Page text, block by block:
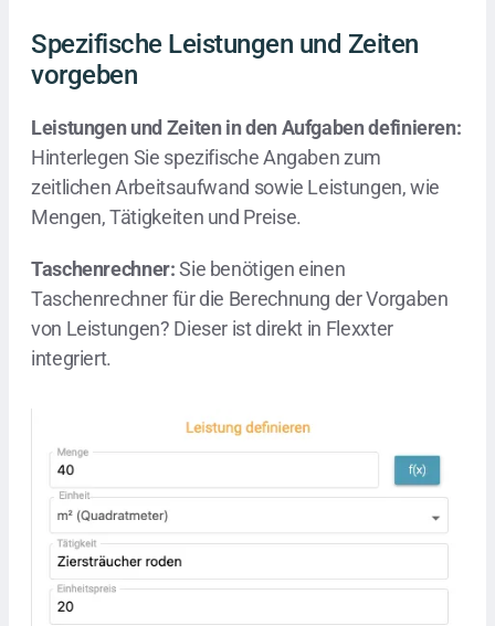
Spezifische Leistungen und Zeiten
vorgeben
Leistungen und Zeiten in den Aufgaben definieren:
Hinterlegen Sie spezifische Angaben zum
zeitlichen Arbeitsaufwand sowie Leistungen, wie
Mengen, Tätigkeiten und Preise.
Taschenrechner:Sie benötigen einen
Taschenrechner für die Berechnung der Vorgaben
von Leistungen? Dieser ist direkt in Flexxter
integriert.